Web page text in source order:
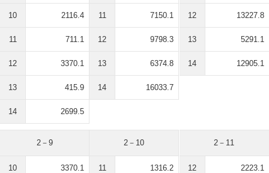
10 2116.4
11 711.1
12 3370.1
13 415.9
14 2699.5
11 7150.1
12 9798.3
13 6374.8
14 16033.7
12 13227.8
13 5291.1
14 12905.1
2－9
10 3370.1
2－10
11 1316.2
2－11
12 2223.1